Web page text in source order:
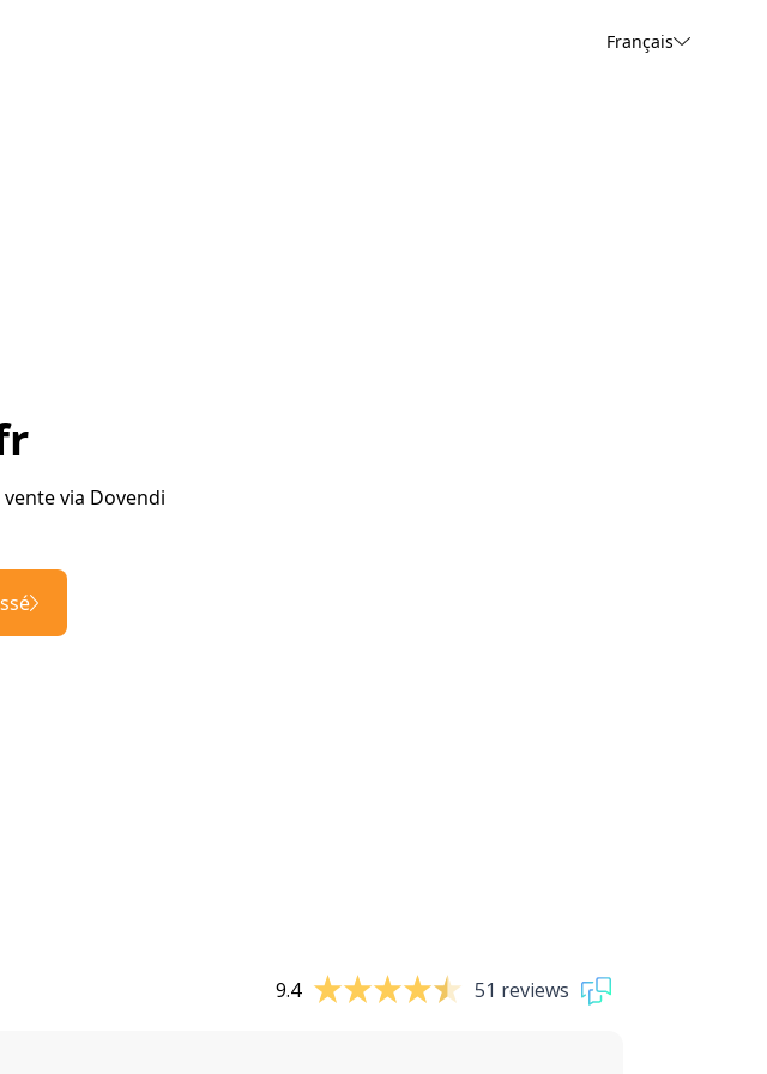
Français
via Dovendi
9.4 51 reviews